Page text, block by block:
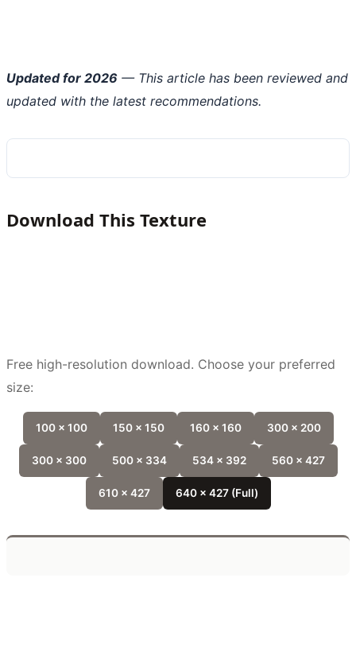
Updated for 2026 — This article has been reviewed and
updated with the latest recommendations.
Download This Texture
Free high-resolution download. Choose your preferred
size:
100 x 100 150 x 150 160 x 160 300 x 200
300 x 300 500 x 334 534 x 392 560 x 427
610 x 427 640 x 427 (Full)